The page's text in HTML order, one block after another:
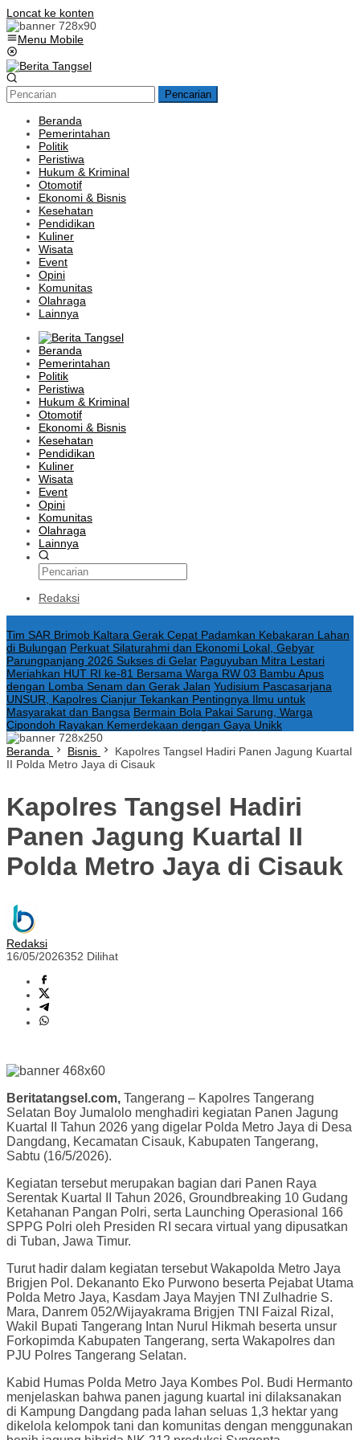
Loncat ke konten
Menu Mobile
Pencarian
Beranda
Pemerintahan
Politik
Peristiwa
Hukum & Kriminal
Otomotif
Ekonomi & Bisnis
Kesehatan
Pendidikan
Kuliner
Wisata
Event
Opini
Komunitas
Olahraga
Lainnya
Beranda
Pemerintahan
Politik
Peristiwa
Hukum & Kriminal
Otomotif
Ekonomi & Bisnis
Kesehatan
Pendidikan
Kuliner
Wisata
Event
Opini
Komunitas
Olahraga
Lainnya
Redaksi
Tim SAR Brimob Kaltara Gerak Cepat Padamkan Kebakaran Lahan
di Bulungan Perkuat Silaturahmi dan Ekonomi Lokal, Gebyar
Parungpanjang 2026 Sukses di Gelar Paguyuban Mitra Lestari
Meriahkan HUT RI ke-81 Bersama Warga RW 03 Bambu Apus
dengan Lomba Senam dan Gerak Jalan Yudisium Pascasarjana
UNSUR, Kapolres Cianjur Tekankan Pentingnya Ilmu untuk
Masyarakat dan Bangsa Bermain Bola Pakai Sarung, Warga
Cipondoh Rayakan Kemerdekaan dengan Gaya Unikk
Beranda Bisnis
Kapolres Tangsel Hadiri Panen Jagung Kuartal
II Polda Metro Jaya di Cisauk
Kapolres Tangsel Hadiri
Panen Jagung Kuartal II
Polda Metro Jaya di Cisauk
Redaksi
16/05/2026352 Dilihat
Beritatangsel.com, Tangerang – Kapolres Tangerang
Selatan Boy Jumalolo menghadiri kegiatan Panen Jagung
Kuartal II Tahun 2026 yang digelar Polda Metro Jaya di Desa
Dangdang, Kecamatan Cisauk, Kabupaten Tangerang,
Sabtu (16/5/2026).
Kegiatan tersebut merupakan bagian dari Panen Raya
Serentak Kuartal II Tahun 2026, Groundbreaking 10 Gudang
Ketahanan Pangan Polri, serta Launching Operasional 166
SPPG Polri oleh Presiden RI secara virtual yang dipusatkan
di Tuban, Jawa Timur.
Turut hadir dalam kegiatan tersebut Wakapolda Metro Jaya
Brigjen Pol. Dekananto Eko Purwono beserta Pejabat Utama
Polda Metro Jaya, Kasdam Jaya Mayjen TNI Zulhadrie S.
Mara, Danrem 052/Wijayakrama Brigjen TNI Faizal Rizal,
Wakil Bupati Tangerang Intan Nurul Hikmah beserta unsur
Forkopimda Kabupaten Tangerang, serta Wakapolres dan
PJU Polres Tangerang Selatan.
Kabid Humas Polda Metro Jaya Kombes Pol. Budi Hermanto
menjelaskan bahwa panen jagung kuartal ini dilaksanakan
di Kampung Dangdang pada lahan seluas 1,3 hektar yang
dikelola kelompok tani dan komunitas dengan menggunakan